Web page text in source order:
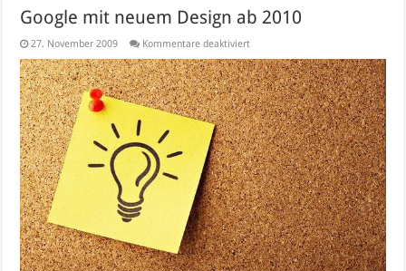
Google mit neuem Design ab 2010
27. November 2009 Kommentare deaktiviertfür
mit
neuem
Design
ab
2010